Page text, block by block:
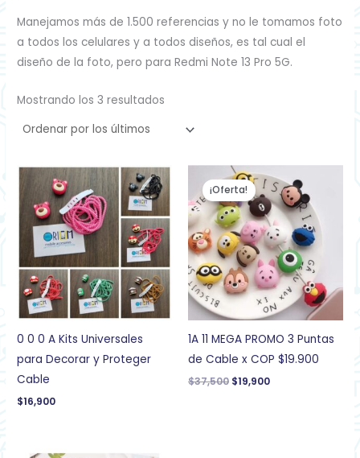
Manejamos más de 1.500 referencias y no le tomamos foto
a todos los celulares y a todos diseños, es tal cual el
diseño de la foto, pero para Redmi Note 13 Pro 5G.
Mostrando los 3 resultados
0 0 0 A Kits Universales
para Decorar y Proteger
Cable
$16,900
¡Oferta!
1A 11 MEGA PROMO 3 Puntas
de Cable x COP $19.900
$37,500
El
precio
original
era:
$37,500.
$19,900
precio
actual
es:
$19,900.